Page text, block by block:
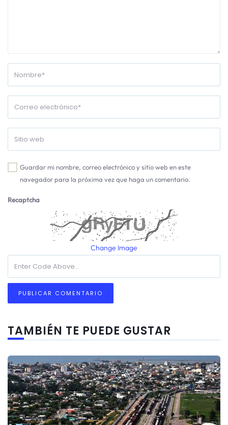
Guardar mi nombre, correo electrónico y sitio web en este
navegador para la próxima vez que haga un comentario.
Recaptcha
Change Image
TAMBIÉN TE PUEDE GUSTAR